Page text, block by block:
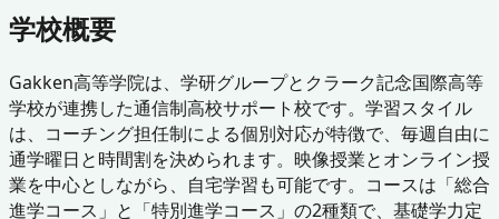
学校概要
Gakken高等学院は、学研グループとクラーク記念国際高等
学校が連携した通信制高校サポート校です。学習スタイル
は、コーチング担任制による個別対応が特徴で、毎週自由に
通学曜日と時間割を決められます。映像授業とオンライン授
業を中心としながら、自宅学習も可能です。コースは「総合
進学コース」と「特別進学コース」の2種類で、基礎学力定